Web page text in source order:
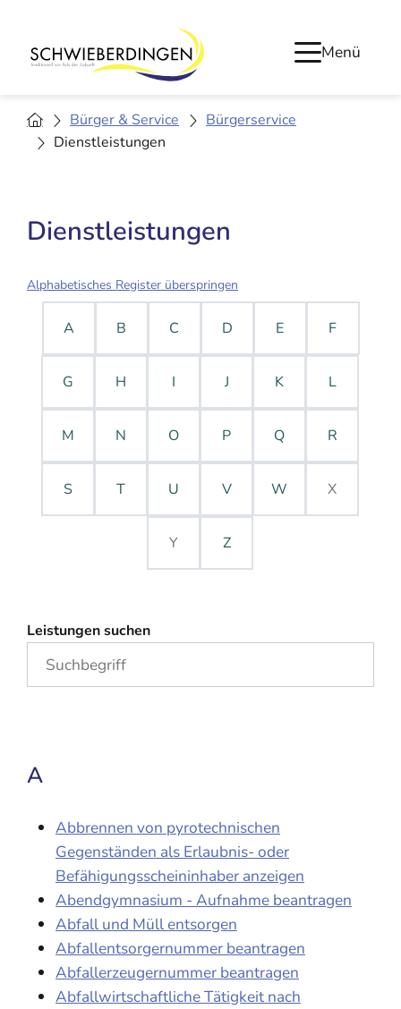
Menü
Bürger & Service
Bürgerservice
Dienstleistungen
Dienstleistungen
Alphabetisches Register überspringen
A B C D E F
G H I J K L
M N O P Q R
S T U V W X
Y Z
Leistungen suchen
A
Abbrennen von pyrotechnischen
Gegenständen als Erlaubnis- oder
Befähigungsscheininhaber anzeigen
Abendgymnasium - Aufnahme beantragen
Abfall und Müll entsorgen
Abfallentsorgernummer beantragen
Abfallerzeugernummer beantragen
Abfallwirtschaftliche Tätigkeit nach